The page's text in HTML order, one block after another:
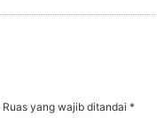
Ruas yang wajib ditandai *